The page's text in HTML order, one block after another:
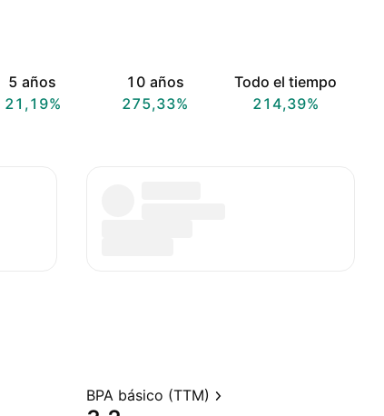
5 años
21,19%
10 años
275,33%
Todo el tiempo
214,39%
BPA básico (TTM)